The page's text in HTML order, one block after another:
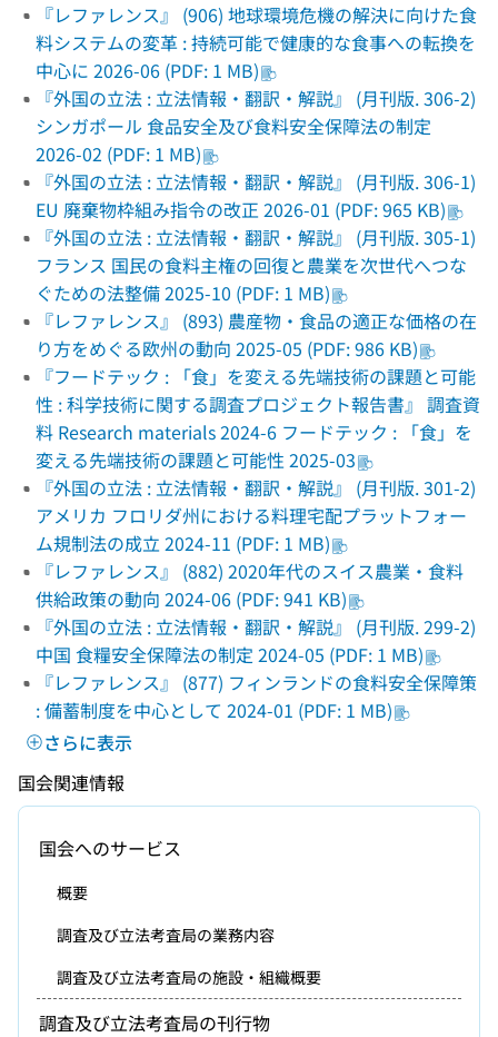
『レファレンス』 (906) 地球環境危機の解決に向けた食
料システムの変革 : 持続可能で健康的な食事への転換を
中心に 2026-06 (PDF: 1 MB)
『外国の立法 : 立法情報・翻訳・解説』 (月刊版. 306-2)
シンガポール 食品安全及び食料安全保障法の制定
2026-02 (PDF: 1 MB)
『外国の立法 : 立法情報・翻訳・解説』 (月刊版. 306-1)
EU 廃棄物枠組み指令の改正 2026-01 (PDF: 965 KB)
『外国の立法 : 立法情報・翻訳・解説』 (月刊版. 305-1)
フランス 国民の食料主権の回復と農業を次世代へつな
ぐための法整備 2025-10 (PDF: 1 MB)
『レファレンス』 (893) 農産物・食品の適正な価格の在
り方をめぐる欧州の動向 2025-05 (PDF: 986 KB)
『フードテック : 「食」を変える先端技術の課題と可能
性 : 科学技術に関する調査プロジェクト報告書』 調査資
料 Research materials 2024-6 フードテック : 「食」を
変える先端技術の課題と可能性 2025-03
『外国の立法 : 立法情報・翻訳・解説』 (月刊版. 301-2)
アメリカ フロリダ州における料理宅配プラットフォー
ム規制法の成立 2024-11 (PDF: 1 MB)
『レファレンス』 (882) 2020年代のスイス農業・食料
供給政策の動向 2024-06 (PDF: 941 KB)
『外国の立法 : 立法情報・翻訳・解説』 (月刊版. 299-2)
中国 食糧安全保障法の制定 2024-05 (PDF: 1 MB)
『レファレンス』 (877) フィンランドの食料安全保障策
: 備蓄制度を中心として 2024-01 (PDF: 1 MB)
さらに表示
国会関連情報
国会へのサービス
概要
調査及び立法考査局の業務内容
調査及び立法考査局の施設・組織概要
調査及び立法考査局の刊行物